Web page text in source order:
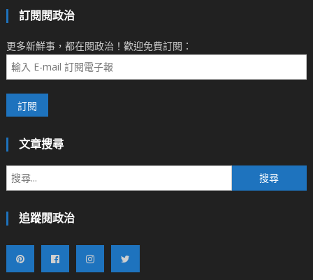
訂閱閱政治
更多新鮮事，都在閱政治！歡迎免費訂閱：
文章搜尋
尋
追蹤閱政治